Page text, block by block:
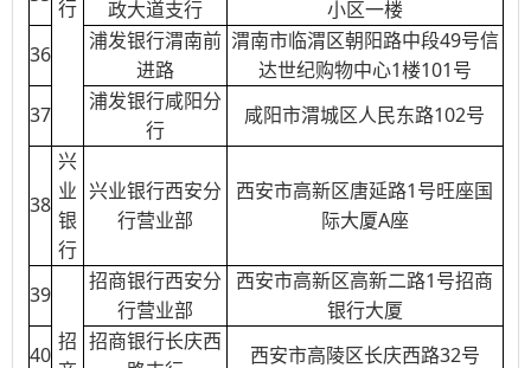
行 政大道支行
小区一楼
36
浦发银行渭南前
进路
渭南市临渭区朝阳路中段49号信
达世纪购物中心1楼101号
37
浦发银行咸阳分
行
咸阳市渭城区人民东路102号
38
兴
业
银
行
兴业银行西安分
行营业部
西安市高新区唐延路1号旺座国
际大厦A座
39
招
招商银行西安分
行营业部
西安市高新区高新二路1号招商
银行大厦
40
招商银行长庆西
西安市高陵区长庆西路32号